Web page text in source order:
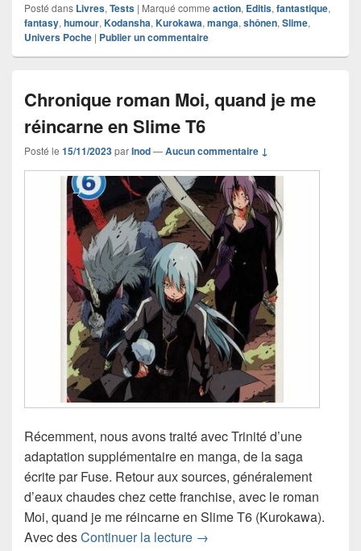
Posté dans Livres, Tests | Marqué comme action, Editis, fantastique,
fantasy, humour, Kodansha, Kurokawa, manga, shônen, Slime,
Univers Poche | Publier un commentaire
Chronique roman Moi, quand je me
réincarne en Slime T6
Posté le 15/11/2023parInod—Aucun commentaire ↓
Récemment, nous avons traité avec Trinité d’une
adaptation supplémentaire en manga, de la saga
écrite par Fuse. Retour aux sources, généralement
d’eaux chaudes chez cette franchise, avec le roman
Moi, quand je me réincarne en Slime T6 (Kurokawa).
Avec desContinuer la lecture Chronique roman Moi,
→